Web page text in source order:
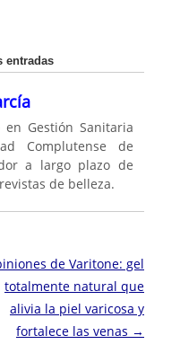
entradas
Gestión Sanitaria
Complutense de
a largo plazo de
de belleza.
de Varitone: gel
totalmente natural que
alivia la piel varicosa y
fortalece las venas →